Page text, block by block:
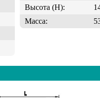
Высота (H):
Масса: